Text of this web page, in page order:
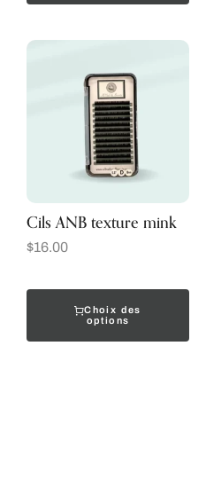
Cils ANB texture mink
$16.00
Choix des
options